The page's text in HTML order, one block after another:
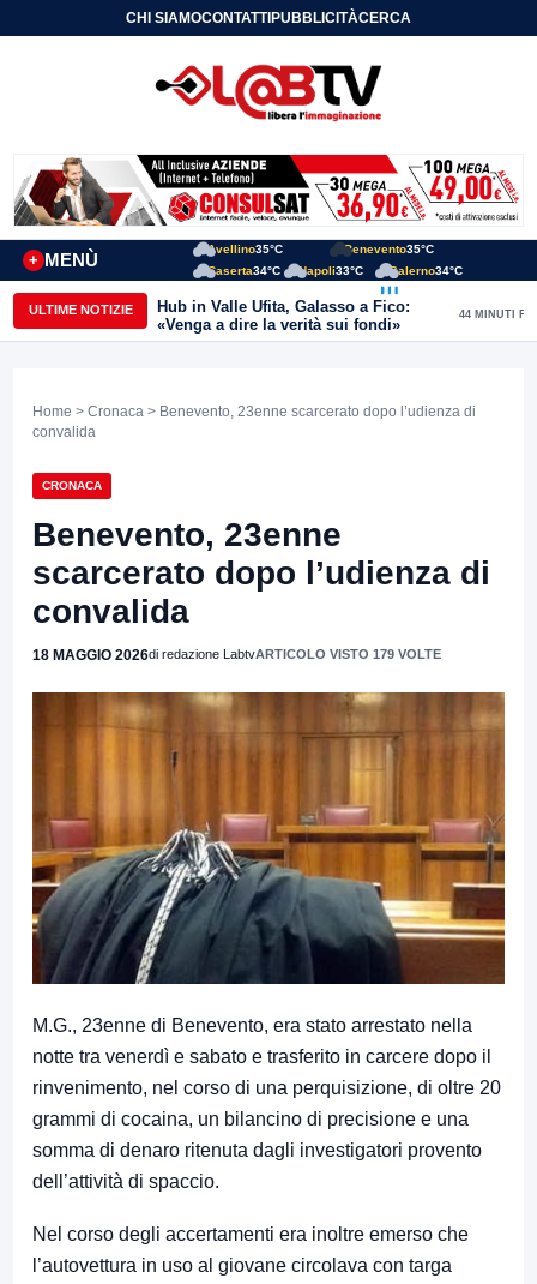
CHI SIAMOCONTATTIPUBBLICITÀCERCA
MENÙ
+
Avellino35°C Benevento35°C
Caserta34°C Napoli33°C Salerno34°C
ULTIME NOTIZIE
Hub in Valle Ufita, Galasso a Fico:
«Venga a dire la verità sui fondi»
44 MINUTI FA
Home > Cronaca > Benevento, 23enne scarcerato dopo l’udienza di
convalida
CRONACA
Benevento, 23enne
scarcerato dopo l’udienza di
convalida
18 MAGGIO 2026di redazione LabtvARTICOLO VISTO 179 VOLTE
M.G., 23enne di Benevento, era stato arrestato nella
notte tra venerdì e sabato e trasferito in carcere dopo il
rinvenimento, nel corso di una perquisizione, di oltre 20
grammi di cocaina, un bilancino di precisione e una
somma di denaro ritenuta dagli investigatori provento
dell’attività di spaccio.
Nel corso degli accertamenti era inoltre emerso che
l’autovettura in uso al giovane circolava con targa